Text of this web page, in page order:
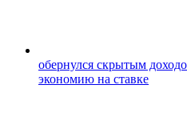
обернулся скрытым
экономию на ставке